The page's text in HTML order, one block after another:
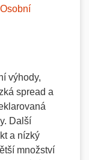
Osobní
výhody,
spread a
Další
a nízký
množství